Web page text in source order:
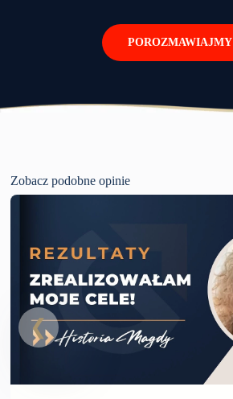
POROZMAWIAJMY
Zobacz podobne opinie